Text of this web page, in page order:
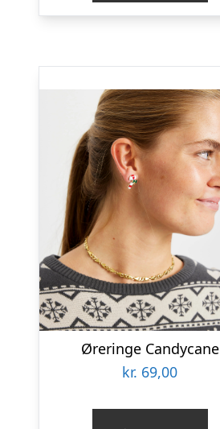
Øreringe Candycane
kr. 69,00